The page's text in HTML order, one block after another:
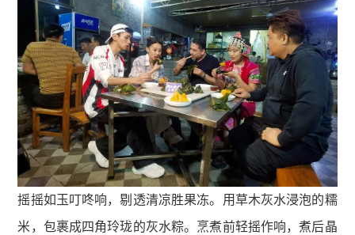
摇摇如玉叮咚响，剔透清凉胜果冻。用草木灰水浸泡的糯
米，包裹成四角玲珑的灰水粽。烹煮前轻摇作响，煮后晶